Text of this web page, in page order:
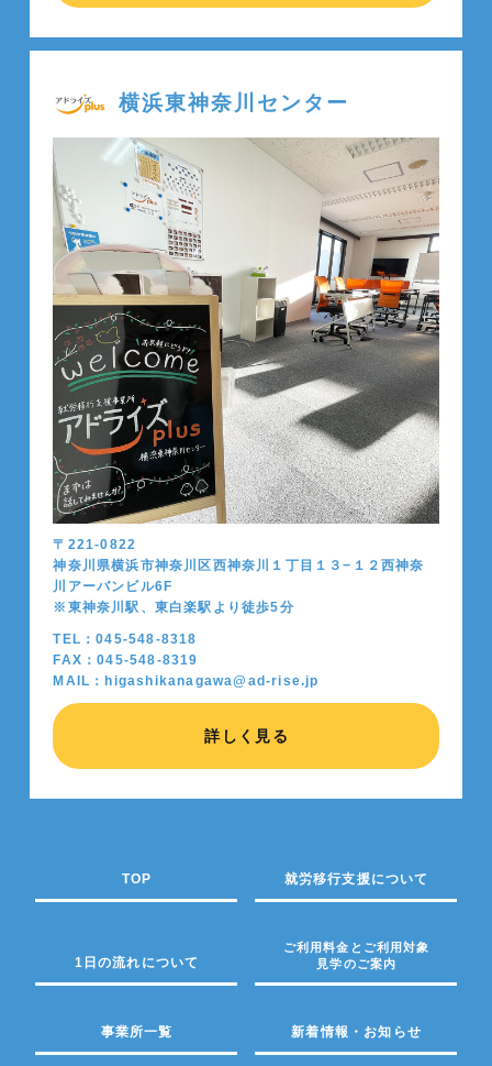
横浜東神奈川センター
〒221-0822
神奈川県横浜市神奈川区西神奈川１丁目１３−１２西神奈
川アーバンビル6F
※東神奈川駅、東白楽駅より徒歩5分
TEL：045-548-8318
FAX：045-548-8319
MAIL：higashikanagawa@ad-rise.jp
詳しく見る
TOP 就労移行支援について
1日の流れについて
ご利用料金とご利用対象
見学のご案内
事業所一覧 新着情報・お知らせ